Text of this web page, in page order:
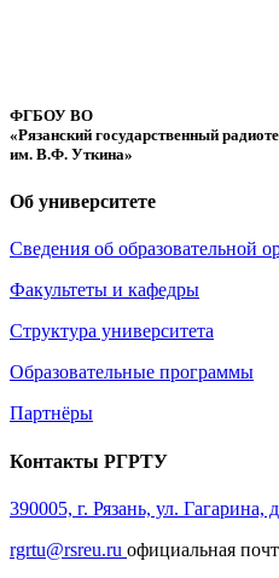
ФГБОУ ВО
«Рязанский государственный
им. В.Ф. Уткина»
Об университете
Сведения об образовательной
Факультеты и кафедры
Структура университета
Образовательные программы
Партнёры
Контакты РГРТУ
390005, г. Рязань, ул. Гагарина,
rgrtu@rsreu.ru официальная